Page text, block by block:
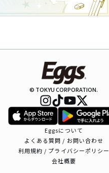
© TOKYU CORPORATION.
Eggsについて
よくある質問 / お問い合わせ
利用規約 / プライバシーポリシー
会社概要